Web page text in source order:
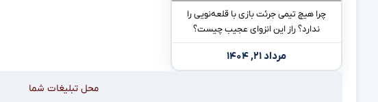
چرا هیچ تیمی جرئت بازی با قلعه‌نویی را
ندارد؟ راز این انزوای عجیب چیست؟
مرداد ۲۱, ۱۴۰۴
محل تبلیغات شما